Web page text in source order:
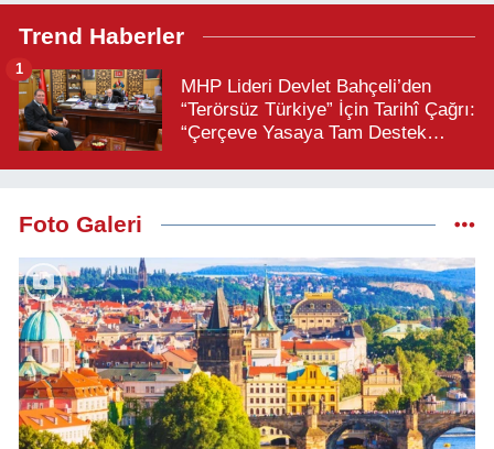
Trend Haberler
MHP Lideri Devlet Bahçeli’den
“Terörsüz Türkiye” İçin Tarihî Çağrı:
“Çerçeve Yasaya Tam Destek
1
Foto Galeri